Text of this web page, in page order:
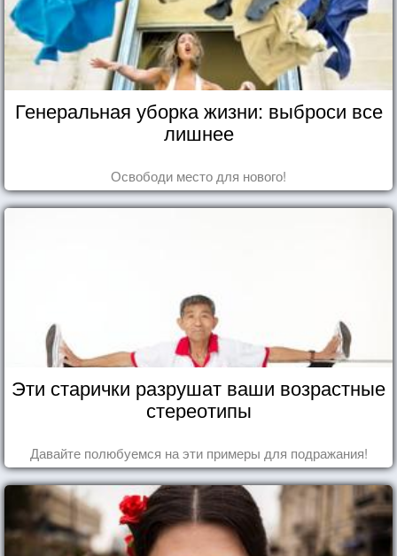
Генеральная уборка жизни: выброси все
лишнее
Освободи место для нового!
Эти старички разрушат ваши возрастные
стереотипы
Давайте полюбуемся на эти примеры для подражания!